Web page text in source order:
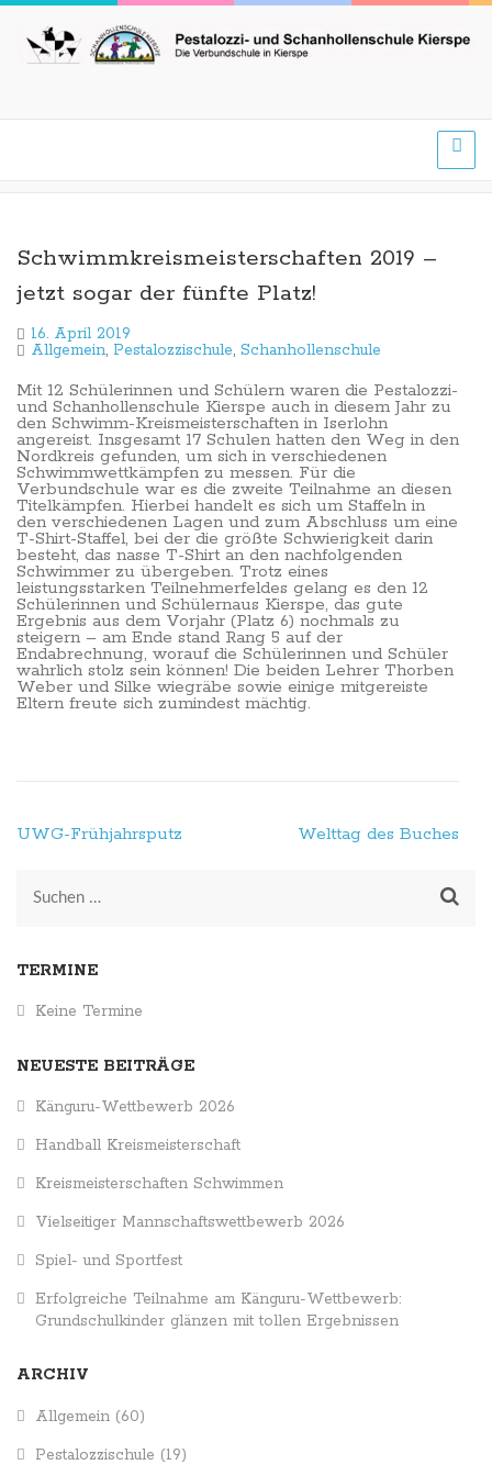
Schwimmkreismeisterschaften 2019 –
jetzt sogar der fünfte Platz!
16. April 2019
Allgemein, Pestalozzischule, Schanhollenschule
Mit 12 Schülerinnen und Schülern waren die Pestalozzi-
und Schanhollenschule Kierspe auch in diesem Jahr zu
den Schwimm-Kreismeisterschaften in Iserlohn
angereist. Insgesamt 17 Schulen hatten den Weg in den
Nordkreis gefunden, um sich in verschiedenen
Schwimmwettkämpfen zu messen. Für die
Verbundschule war es die zweite Teilnahme an diesen
Titelkämpfen. Hierbei handelt es sich um Staffeln in
den verschiedenen Lagen und zum Abschluss um eine
T-Shirt-Staffel, bei der die größte Schwierigkeit darin
besteht, das nasse T-Shirt an den nachfolgenden
Schwimmer zu übergeben. Trotz eines
leistungsstarken Teilnehmerfeldes gelang es den 12
Schülerinnen und Schülernaus Kierspe, das gute
Ergebnis aus dem Vorjahr (Platz 6) nochmals zu
steigern – am Ende stand Rang 5 auf der
Endabrechnung, worauf die Schülerinnen und Schüler
wahrlich stolz sein können! Die beiden Lehrer Thorben
Weber und Silke wiegräbe sowie einige mitgereiste
Eltern freute sich zumindest mächtig.
Beitragsnavigation
UWG-Frühjahrsputz Welttag des Buches
Suchen
TERMINE
Keine Termine
NEUESTE BEITRÄGE
Känguru-Wettbewerb 2026
Handball Kreismeisterschaft
Kreismeisterschaften Schwimmen
Vielseitiger Mannschaftswettbewerb 2026
Spiel- und Sportfest
Erfolgreiche Teilnahme am Känguru-Wettbewerb:
Grundschulkinder glänzen mit tollen Ergebnissen
ARCHIV
Allgemein (60)
Pestalozzischule (19)